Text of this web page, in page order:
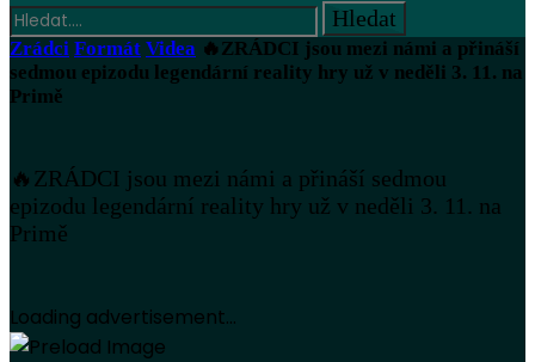
Zrádci Formát Videa 🔥ZRÁDCI jsou mezi námi a přináší
sedmou epizodu legendární reality hry už v neděli 3. 11. na
Primě
🔥ZRÁDCI jsou mezi námi a přináší sedmou
epizodu legendární reality hry už v neděli 3. 11. na
Primě
Loading advertisement...